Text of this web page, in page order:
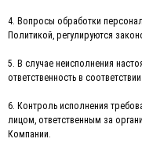
4. Вопросы обработки
Политикой, регулируются
5. В случае неисполнения
ответственность в
6. Контроль исполнения
лицом, ответственным за
Компании.